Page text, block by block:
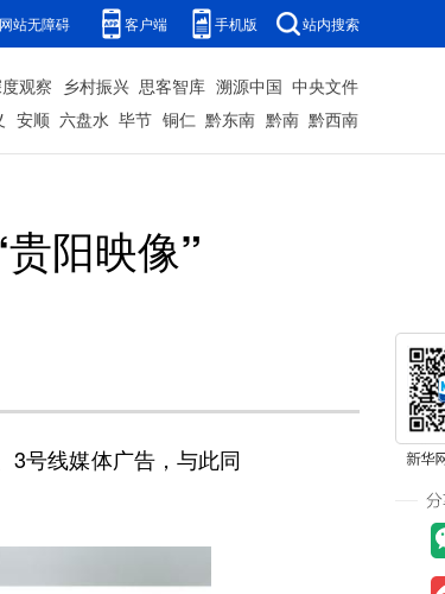
网站无障碍 客户端 手机版 站内搜索
观察 乡村振兴 思客智库 溯源中国 中央文件
安顺 六盘水 毕节 铜仁 黔东南 黔南 黔西南
阳映像”
号线媒体广告，与此同